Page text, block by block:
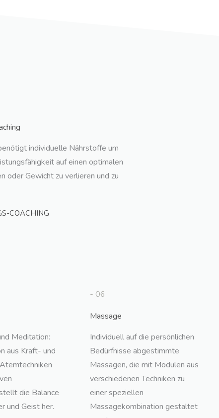
individuelle Nährstoffe um
auf einen optimalen
oder Gewicht zu verlieren und zu
COACHING
Meditation:
aus Kraft- und
die Balance
und Geist her.
- 06
Massage
Individuell auf die persönlichen
Bedürfnisse abgestimmte
Massagen, die mit Modulen aus
verschiedenen Techniken zu
einer speziellen
Massagekombination gestaltet